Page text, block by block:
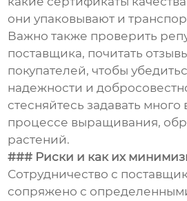
они упаковывают и
Важно также проверить
поставщика, почитать
покупателей, чтобы
надежности и
стесняйтесь задавать много
процессе выращивания,
растений.
### Риски и как их
Сотрудничество с
сопряжено с